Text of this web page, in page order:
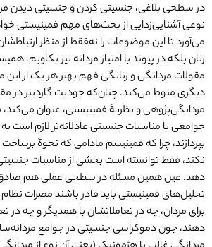
در سطحی بلاغی، جنسیتی کردن و جنسیتی دیدن
نوعی آشنایی‌زدایی از بحث‌های مهم فمینیستی
می‌آورد تا این موضوعات را نه‌فقط از منظر
زنان بلکه در پیوند با امتیاز مردانه نیز بکاویم.
مقولات مردانگی و زنانگی فهم بهتر هر یک از این
دیگری منوط می‌کند. چنان‌که جودیت گاردینر در
مردانگی‌پژوهی و نظریۀ فمینیستی، عنوان
جوامعی با مناسبات جنسیتی عادلانه‌تر لازم است
بپردازند، چرا که فمینیسم مادامی که نحوۀ
نکند، فقط توانسته است بخشی از مناسبات
دهد. عین همین مسئله در سطحی عملی هم
تحلیل‌های فمینیستی باید قادر باشند مضرات نظام
برای مردان، چه در تعاملاتشان با همدیگر و چه در
دهند، چون دموکراسی جنسیتی در جوامع